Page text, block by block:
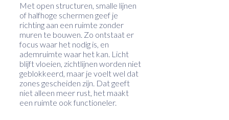
Met open structuren, smalle lijnen
of halfhoge schermen geef je
richting aan een ruimte zonder
muren te bouwen. Zo ontstaat er
focus waar het nodig is, en
ademruimte waar het kan. Licht
blijft vloeien, zichtlijnen worden niet
geblokkeerd, maar je voelt wel dat
zones gescheiden zijn. Dat geeft
niet alleen meer rust, het maakt
een ruimte ook functioneler.